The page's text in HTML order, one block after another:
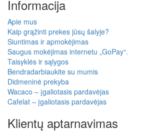
Informacija
Apie mus
Kaip grąžinti prekes jūsų šalyje?
Siuntimas ir apmokėjimas
Saugus mokėjimas internetu „GoPay“.
Taisyklės ir sąlygos
Bendradarbiaukite su mumis
Didmeninė prekyba
Wacaco – įgaliotasis pardavėjas
Cafelat – įgaliotasis pardavėjas
Klientų aptarnavimas